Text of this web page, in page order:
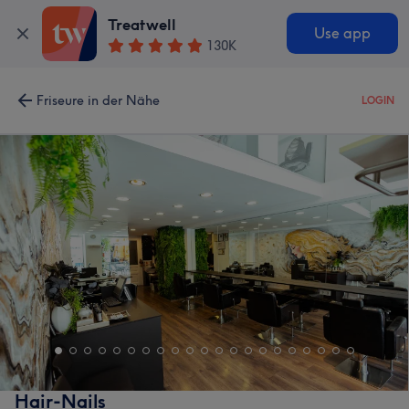
Treatwell
130K
Use app
Friseure in der Nähe LOGIN
Hair-Nails